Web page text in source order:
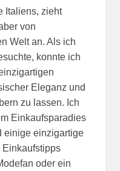
Italiens, zieht
von
Welt an. Als ich
konnte ich
Eleganz und
zu lassen. Ich
Einkaufsparadies
einige einzigartige
Einkaufstipps
oder ein